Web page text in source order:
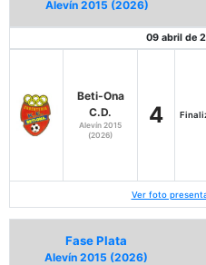
Alevín 2015 (2026)
09 abril de
Beti-Ona
C.D.
Alevín 2015
(2026)
4
Ver foto
Fase Plata
Alevín 2015 (2026)